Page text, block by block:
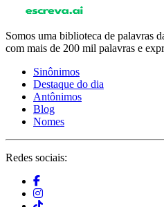
Somos uma biblioteca de palavras
com mais de 200 mil palavras e
Sinônimos
Destaque do dia
Antônimos
Blog
Nomes
Redes sociais: